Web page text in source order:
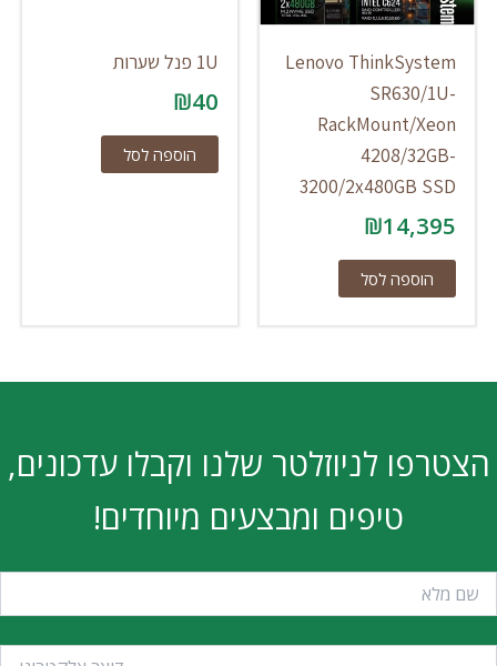
Lenovo ThinkSystem
SR630/1U-
RackMount/Xeon
4208/32GB-
3200/2x480GB SSD
₪14,395
הוספה לסל
1U פנל שערות
₪40
הוספה לסל
הצטרפו לניוזלטר שלנו וקבלו עדכונים,
טיפים ומבצעים מיוחדים!